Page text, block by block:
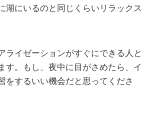
湖にいるのと同じくらいリラックス
ライゼーションがすぐにできる人と
す。もし、夜中に目がさめたら、イ
をするいい機会だと思ってくださ